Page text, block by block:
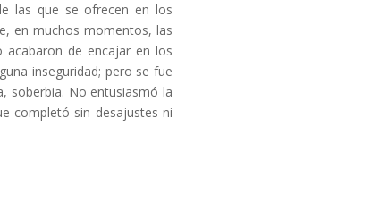
las que se ofrecen en los
en muchos momentos, las
acabaron de encajar en los
inseguridad; pero se fue
soberbia. No entusiasmó la
completó sin desajustes ni